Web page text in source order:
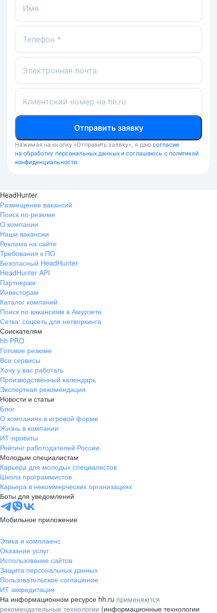
Имя
Телефон *
Электронная почта
Клиентский номер на hh.ru
Отправить заявку
Нажимая на кнопку «Отправить заявку», я даю согласие
на обработку персональных данных и соглашаюсь с политикой
конфиденциальности
HeadHunter
Размещение вакансий
Поиск по резюме
О компании
Наши вакансии
Реклама на сайте
Требования к ПО
Безопасный HeadHunter
HeadHunter API
Партнерам
Инвесторам
Каталог компаний
Поиск по вакансиям в Амурзете
Сетка: соцсеть для нетворкинга
Соискателям
hh PRO
Готовое резюме
Все сервисы
Хочу у вас работать
Производственный календарь
Экспертная рекомендация
Новости и статьи
Блог
О компаниях в игровой форме
Жизнь в компании
ИТ-проекты
Рейтинг работодателей России
Молодым специалистам
Карьера для молодых специалистов
Школа программистов
Карьера в некоммерческих организациях
Боты для уведомлений
Мобильное приложение
Этика и комплаенс
Оказание услуг
Использование сайтов
Защита персональных данных
Пользовательское соглашение
ИТ аккредитация
На информационном ресурсе hh.ru применяются
рекомендательные технологии (информационные технологии